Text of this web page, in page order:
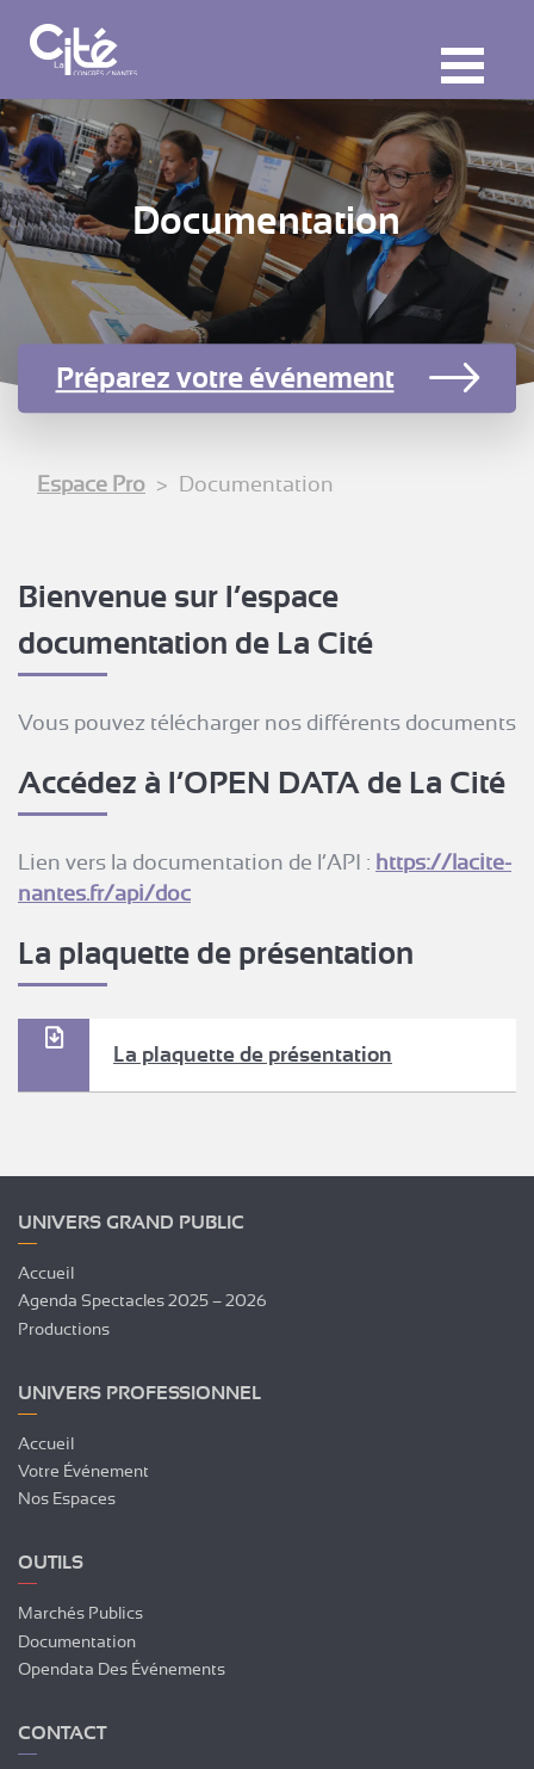
Documentation
Préparez votre événement
Espace Pro Documentation
Bienvenue sur l’espace
documentation de La Cité
Vous pouvez télécharger nos différents documents
Accédez à l’OPEN DATA de La Cité
Lien vers la documentation de l’API : https://lacite-
nantes.fr/api/doc
La plaquette de présentation
La plaquette de présentation
UNIVERS GRAND PUBLIC
Accueil
Agenda Spectacles 2025 – 2026
Productions
UNIVERS PROFESSIONNEL
Accueil
Votre Événement
Nos Espaces
OUTILS
Marchés Publics
Documentation
Opendata Des Événements
CONTACT